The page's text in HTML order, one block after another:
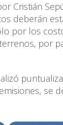
Cristián
deberán
por los
por
se